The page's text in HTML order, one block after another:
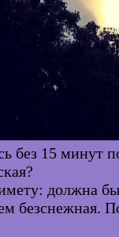
без 15 минут
должна
безснежная.